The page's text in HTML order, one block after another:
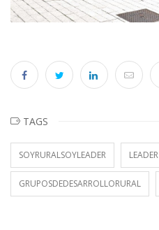
TAGS
SOYRURALSOYLEADER LEADER
GRUPOSDEDESARROLLORURAL